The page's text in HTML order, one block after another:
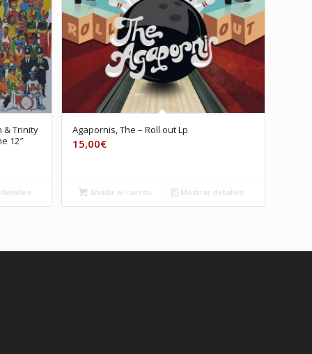
& Trinity
12″
Agapornis, The – Roll out Lp
15,00€
Añadir al carrito Mostrar detalles